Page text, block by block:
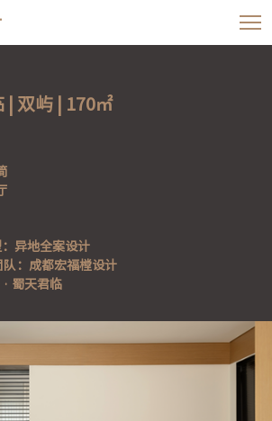
| 双屿 | 170㎡
异地全案设计
：成都宏福樘设计
蜀天君临